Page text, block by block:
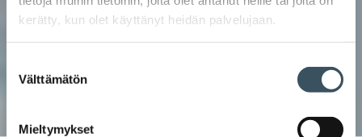
kerätty, kun olet käyttänyt heidän palvelujaan.
valinta
Välttämätön
Mieltymykset